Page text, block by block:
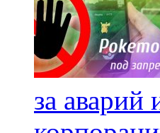
за аварий